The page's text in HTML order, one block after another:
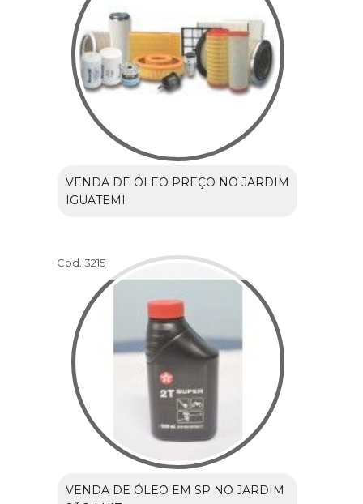
VENDA DE ÓLEO PREÇO NO JARDIM
IGUATEMI
Cod.:3215
VENDA DE ÓLEO EM SP NO JARDIM